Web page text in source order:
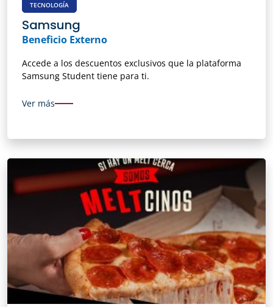
TECNOLOGÍA
Samsung
Beneficio Externo
Accede a los descuentos exclusivos que la plataforma
Samsung Student tiene para ti.
Ver más